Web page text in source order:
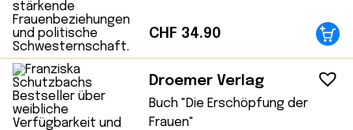
CHF 34.90
Droemer Verlag
Buch "Die Erschöpfung der
Frauen"